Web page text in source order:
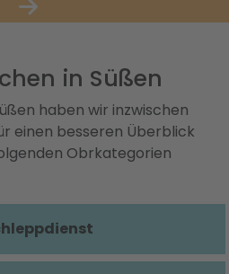
in Süßen
haben wir inzwischen
einen besseren Überblick
Obrkategorien